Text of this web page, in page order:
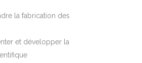
la fabrication des
et développer la